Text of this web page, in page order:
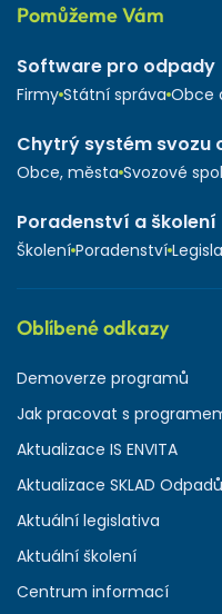
Pomůžeme Vám
Software pro odpady
Firmy Státní správa Obce
Chytrý systém svozu
Obce, města Svozové
Poradenství a školení
Školení Poradenství
Oblíbené odkazy
Demoverze programů
Jak pracovat s
Aktualizace IS ENVITA
Aktualizace SKLAD
Aktuální legislativa
Aktuální školení
Centrum informací